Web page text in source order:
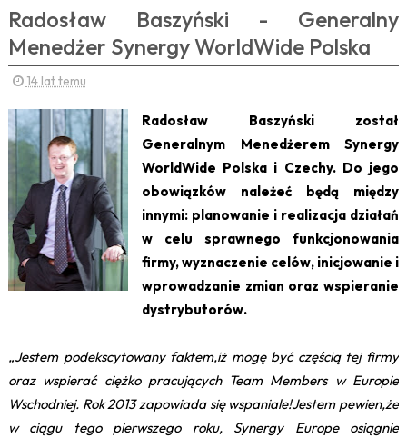
Radosław Baszyński - Generalny
Menedżer Synergy WorldWide Polska
14 lat temu
Radosław Baszyński został
Generalnym Menedżerem Synergy
WorldWide Polska i Czechy. Do jego
obowiązków należeć będą między
innymi: planowanie i realizacja działań
w celu sprawnego funkcjonowania
firmy, wyznaczenie celów, inicjowanie i
wprowadzanie zmian oraz wspieranie
dystrybutorów.
„Jestem podekscytowany faktem,iż mogę być częścią tej firmy
oraz wspierać ciężko pracujących Team Members w Europie
Wschodniej. Rok 2013 zapowiada się wspaniale!Jestem pewien,że
w ciągu tego pierwszego roku, Synergy Europe osiągnie